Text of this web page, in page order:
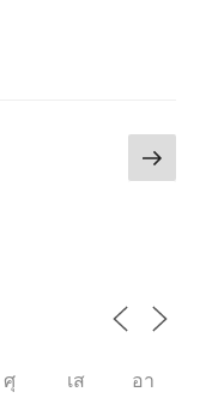
หน้า
ต่อ
ศุ เส
อา